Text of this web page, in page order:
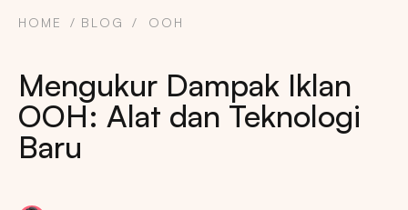
HOME BLOG OOH
Mengukur Dampak Iklan
OOH: Alat dan Teknologi
Baru